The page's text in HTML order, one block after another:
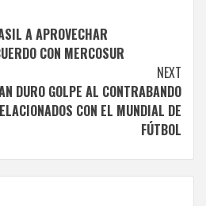
A APROVECHAR
CON MERCOSUR
NEXT
DURO GOLPE AL CONTRABANDO
CON EL MUNDIAL DE
FÚTBOL